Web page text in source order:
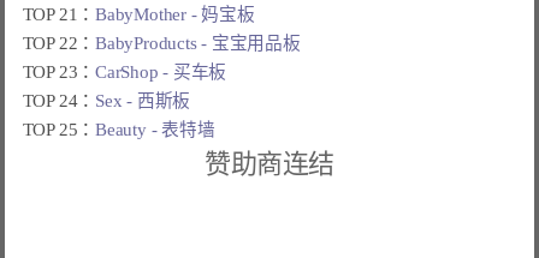
TOP 21：BabyMother - 妈宝板
TOP 22：BabyProducts - 宝宝用品板
TOP 23：CarShop - 买车板
TOP 24： Sex - 西斯板
TOP 25：Beauty - 表特墙
赞助商连结